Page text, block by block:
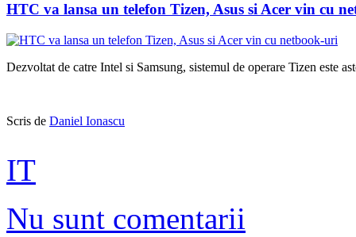
HTC va lansa un telefon Tizen, Asus si Acer vin cu
Dezvoltat de catre Intel si Samsung, sistemul de operare Tizen este
Scris de Daniel Ionascu
IT
Nu sunt comentarii